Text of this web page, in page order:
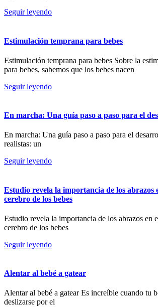
Seguir leyendo
Estimulación temprana para bebes
Estimulación temprana para bebes Sobre la
para bebes, sabemos que los bebes nacen
Seguir leyendo
En marcha: Una guía paso a paso para el
En marcha: Una guía paso a paso para el
realistas: un
Seguir leyendo
Estudio revela la importancia de los abrazos
cerebro de los bebes
Estudio revela la importancia de los abrazos en
cerebro de los bebes
Seguir leyendo
Alentar al bebé a gatear
Alentar al bebé a gatear Es increíble cuando tu
deslizarse por el